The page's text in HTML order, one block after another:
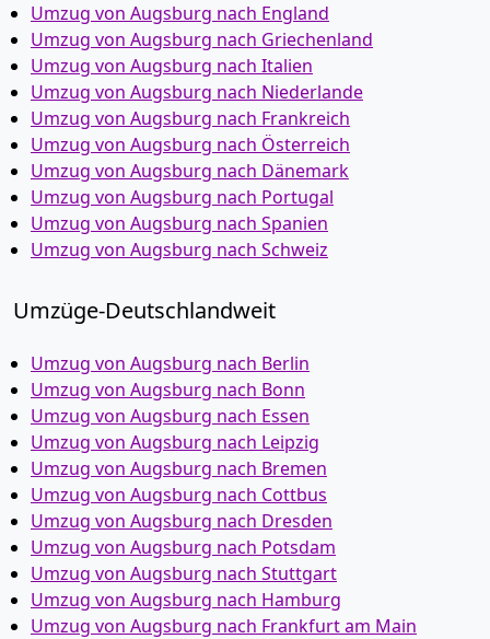
Umzug von Augsburg nach England
Umzug von Augsburg nach Griechenland
Umzug von Augsburg nach Italien
Umzug von Augsburg nach Niederlande
Umzug von Augsburg nach Frankreich
Umzug von Augsburg nach Österreich
Umzug von Augsburg nach Dänemark
Umzug von Augsburg nach Portugal
Umzug von Augsburg nach Spanien
Umzug von Augsburg nach Schweiz
Umzüge-Deutschlandweit
Umzug von Augsburg nach Berlin
Umzug von Augsburg nach Bonn
Umzug von Augsburg nach Essen
Umzug von Augsburg nach Leipzig
Umzug von Augsburg nach Bremen
Umzug von Augsburg nach Cottbus
Umzug von Augsburg nach Dresden
Umzug von Augsburg nach Potsdam
Umzug von Augsburg nach Stuttgart
Umzug von Augsburg nach Hamburg
Umzug von Augsburg nach Frankfurt am Main